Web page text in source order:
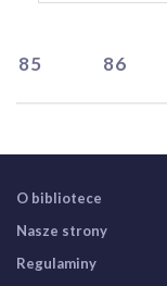
85 86
O bibliotece
Nasze strony
Regulaminy